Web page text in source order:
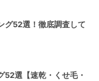
グ52選！徹底調査して
52選【速乾・くせ毛・